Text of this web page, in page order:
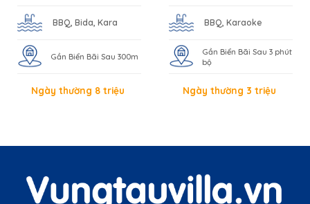
BBQ, Bida, Kara
Gần Biển Bãi Sau 300m
Ngày thường 8 triệu
BBQ, Karaoke
Gần Biển Bãi Sau 3 phút
bộ
Ngày thường 3 triệu